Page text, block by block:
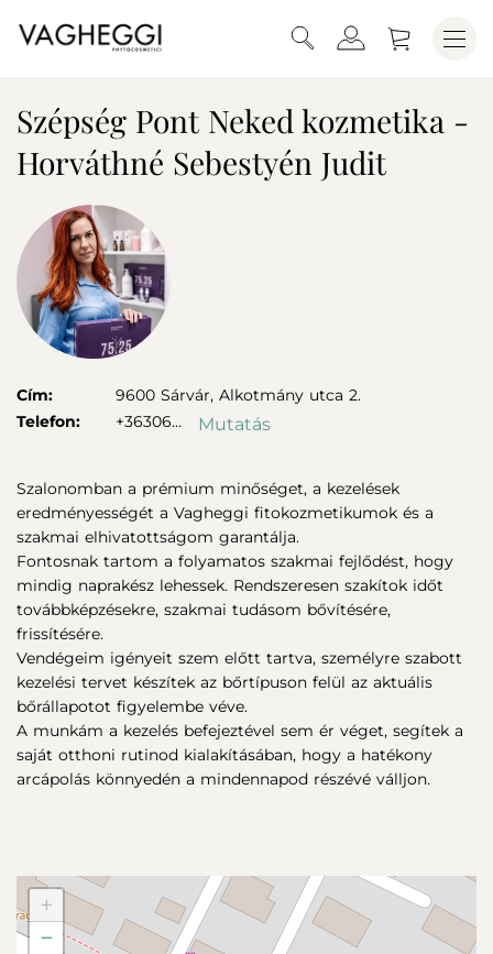
Szépség Pont Neked kozmetika -
Horváthné Sebestyén Judit
Cím: 9600 Sárvár, Alkotmány utca 2.
Telefon:
+36306... Mutatás
Szalonomban a prémium minőséget, a kezelések
eredményességét a Vagheggi fitokozmetikumok és a
szakmai elhivatottságom garantálja.
Fontosnak tartom a folyamatos szakmai fejlődést, hogy
mindig naprakész lehessek. Rendszeresen szakítok időt
továbbképzésekre, szakmai tudásom bővítésére,
frissítésére.
Vendégeim igényeit szem előtt tartva, személyre szabott
kezelési tervet készítek az bőrtípuson felül az aktuális
bőrállapotot figyelembe véve.
A munkám a kezelés befejeztével sem ér véget, segítek a
saját otthoni rutinod kialakításában, hogy a hatékony
arcápolás könnyedén a mindennapod részévé válljon.
+
−